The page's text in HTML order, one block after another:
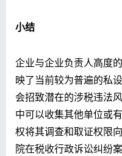
小结
企业与企业负责人高度
映了当前较为普遍的私
会招致潜在的涉税违法
中可以收集其他单位或
权将其调查和取证权限
院在税收行政诉讼纠纷